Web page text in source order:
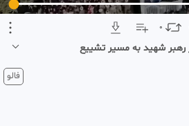
0
رهبر شهید به مسیر تشییع
پیکر رهبر شهید به مسیر تشییع در قم در
می کنید.
فالو